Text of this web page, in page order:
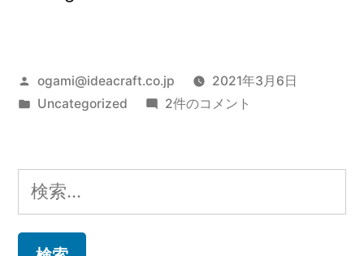
投
稿
ogami@ideacraft.co.jp
2021年3月6日
カ
リ
ー:
Uncategorized
Hello
の
2件のコメント
検
索: